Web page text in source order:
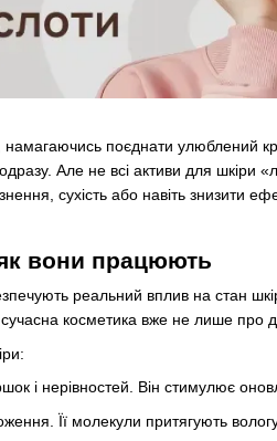
намагаючись поєднати улюблений
Але не всі активи для шкіри
сухість або навіть знизити
вони працюють
реальний вплив на стан
косметика вже не лише про
і нерівностей. Він стимулює
Її молекули притягують